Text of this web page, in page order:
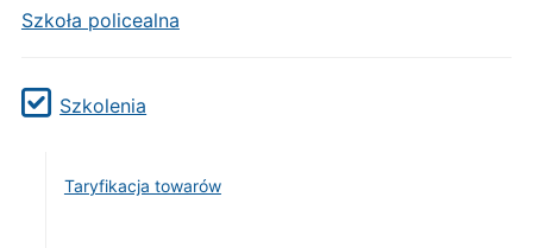
Szkoła policealna
Szkolenia
Taryfikacja towarów